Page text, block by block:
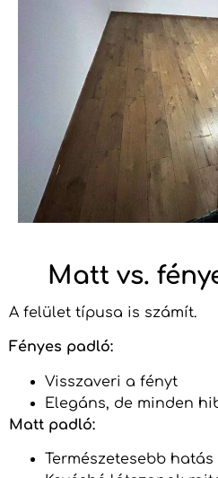
Matt vs.
A felület típusa is számít.
Fényes padló:
Visszaveri a fényt
Elegáns, de minden
Matt padló:
Természetesebb hatás